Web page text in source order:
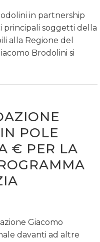
in partnership
principali soggetti della
alla Regione del
Brodolini si
POLE
€ PER LA
Giacomo
davanti ad altre